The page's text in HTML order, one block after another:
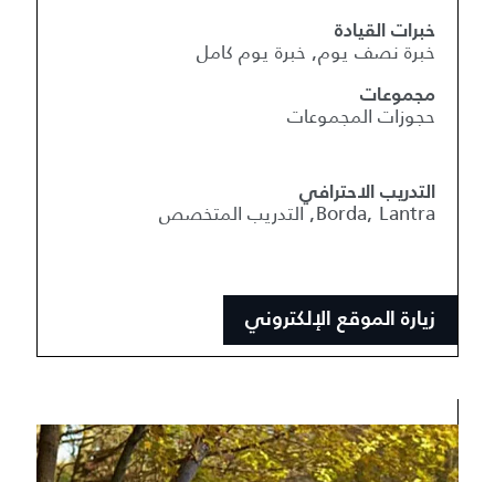
خبرات القيادة
خبرة نصف يوم, خبرة يوم كامل
مجموعات
حجوزات المجموعات
التدريب الاحترافي
Borda, Lantra, التدريب المتخصص
زيارة الموقع الإلكتروني